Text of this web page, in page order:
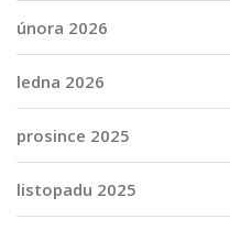
února 2026
ledna 2026
prosince 2025
listopadu 2025